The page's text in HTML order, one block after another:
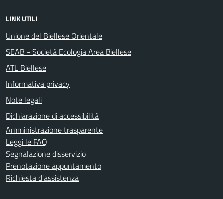
LINK UTILI
Unione del Biellese Orientale
SEAB - Società Ecologia Area Biellese
ATL Biellese
Informativa privacy
Note legali
Dichiarazione di accessibilità
Amministrazione trasparente
Leggi le FAQ
Segnalazione disservizio
Prenotazione appuntamento
Richiesta d'assistenza